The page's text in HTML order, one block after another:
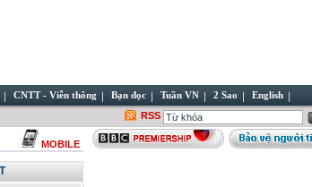
CNTT - Viễn thông Bạn đọc Tuần VN 2 Sao English
RSS
MOBILE